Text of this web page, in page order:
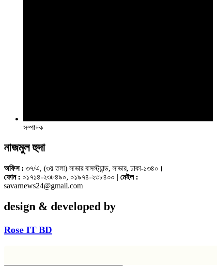
সম্পাদক
নাজমুল হুদা
অফিস : ৩৭/এ, (৩য় তলা) সাভার বাসস্ট্যান্ড, সাভার, ঢাকা-১৩৪০।
ফোন : ০১৭১৪-২৩৮৪৯০, ০১৯৭৪-২৩৮৪০০ | মেইল :
savarnews24@gmail.com
design & developed by
Rose IT BD